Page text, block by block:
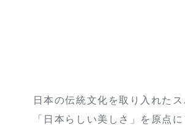
日本の伝統文化を取り入れた
「日本らしい美しさ」を原点